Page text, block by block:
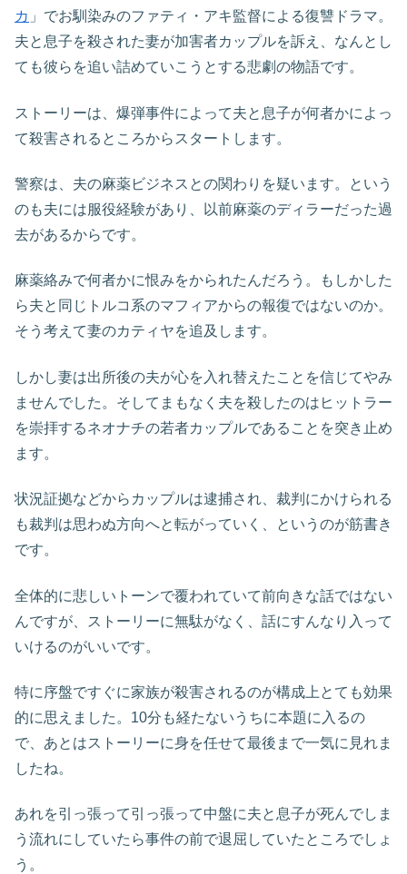
カ 」 でお馴染みのファティ・アキ監督による復讐ドラマ。
夫と息子を殺された妻が加害者カップルを訴え、なんとし
ても彼らを追い詰めていこうとする悲劇の物語です。
ストーリーは、爆弾事件によって夫と息子が何者かによっ
て殺害されるところからスタートします。
警察は、夫の麻薬ビジネスとの関わりを疑います。という
のも夫には服役経験があり、以前麻薬のディラーだった過
去があるからです。
麻薬絡みで何者かに恨みをかられたんだろう。もしかした
ら夫と同じトルコ系のマフィアからの報復ではないのか。
そう考えて妻のカティヤを追及します。
しかし妻は出所後の夫が心を入れ替えたことを信じてやみ
ませんでした。そしてまもなく夫を殺したのはヒットラー
を崇拝するネオナチの若者カップルであることを突き止め
ます。
状況証拠などからカップルは逮捕され、裁判にかけられる
も裁判は思わぬ方向へと転がっていく、というのが筋書き
です。
全体的に悲しいトーンで覆われていて前向きな話ではない
んですが、ストーリーに無駄がなく、話にすんなり入って
いけるのがいいです。
特に序盤ですぐに家族が殺害されるのが構成上とても効果
的に思えました。10分も経たないうちに本題に入るの
で、あとはストーリーに身を任せて最後まで一気に見れま
したね。
あれを引っ張って引っ張って中盤に夫と息子が死んでしま
う流れにしていたら事件の前で退屈していたところでしょ
う。